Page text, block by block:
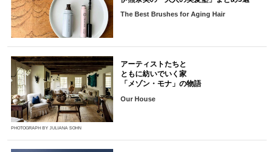
The Best Brushes for Aging Hair
PHOTOGRAPH BY JULIANA SOHN
アーティストたちと
ともに紡いでいく家
「メゾン・モナ」の物語
Our House